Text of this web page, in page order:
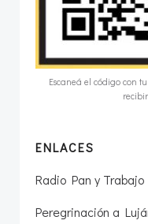
Escaneá el código con
ENLACES
Radio Pan y Trabajo
Peregrinación a